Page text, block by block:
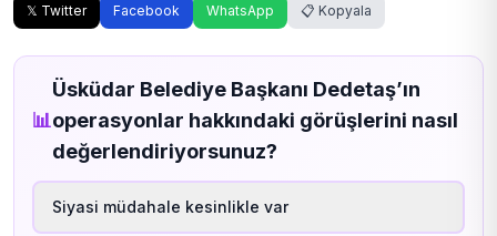
𝕏 Twitter Facebook WhatsApp 📋 Kopyala
📊
Üsküdar Belediye Başkanı Dedetaş’ın
operasyonlar hakkındaki görüşlerini nasıl
değerlendiriyorsunuz?
Siyasi müdahale kesinlikle var